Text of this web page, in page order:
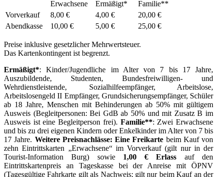
Erwachsene Ermäßigt*
Familie**
Vorverkauf
8,00 € 4,00 €
20,00 €
Abendkasse
10,00 € 5,00 € 25,00 €
Preise inklusive gesetzlicher Mehrwertsteuer.
Das Kartenkontingent ist begrenzt.
Ermäßigt*: Kinder/Jugendliche im Alter von 7 bis 17 Jahre,
Auszubildende, Studenten, Bundesfreiwilligen- und
Wehrdienstleistende, Sozialhilfeempfänger, Arbeitslose,
Arbeitslosengeld II Empfänger, Grundsicherungsempfänger, Schüler
ab 18 Jahre, Menschen mit Behinderungen ab 50% mit gültigem
Ausweis (Begleitpersonen: Bei GdB ab 50% und mit Zusatz B im
Ausweis ist eine Begleitperson frei). Familie**: Zwei Erwachsene
und bis zu drei eigenen Kindern oder Enkelkinder im Alter von 7 bis
17 Jahre. Weitere Preisnachlässe: Eine Freikarte beim Kauf von
zehn Eintrittskarten „Erwachsene“ im Vorverkauf (gilt nur in der
Tourist-Information Burg) sowie 1,00 € Erlass auf den
Eintrittskartenpreis an Tageskasse bei der Anreise mit ÖPNV
(Tagesgültige Fahrkarte gilt als Nachweis; gilt nur beim Kauf an der